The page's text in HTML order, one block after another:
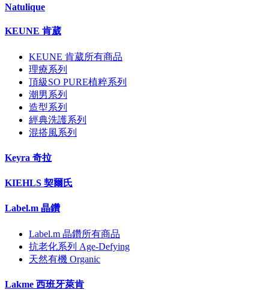
Natulique
KEUNE 肯葳
KEUNE 肯葳所有商品
理療系列
頂級SO PURE植粹系列
潮男系列
造型系列
經典洗護系列
混搭風系列
Keyra 奇拉
KIEHLS 契爾氏
Label.m 晶鑽
Label.m 晶鑽所有商品
抗老化系列 Age-Defying
天然有機 Organic
Lakme 西班牙萊肯